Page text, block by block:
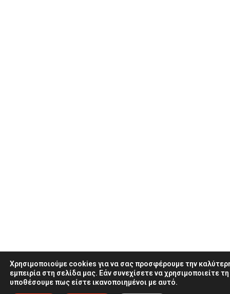
Χρησιμοποιούμε cookies για να σας προσφέρουμε την
εμπειρία στη σελίδα μας. Εάν συνεχίσετε να χρησιμοποιείτε
υποθέσουμε πως είστε ικανοποιημένοι με αυτό.